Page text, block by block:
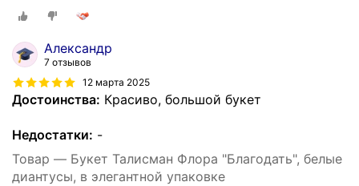
Александр
7 отзывов
12 марта 2025
Достоинства: Красиво, большой букет
Недостатки: -
Товар — Букет Талисман Флора "Благодать", белые
диантусы, в элегантной упаковке